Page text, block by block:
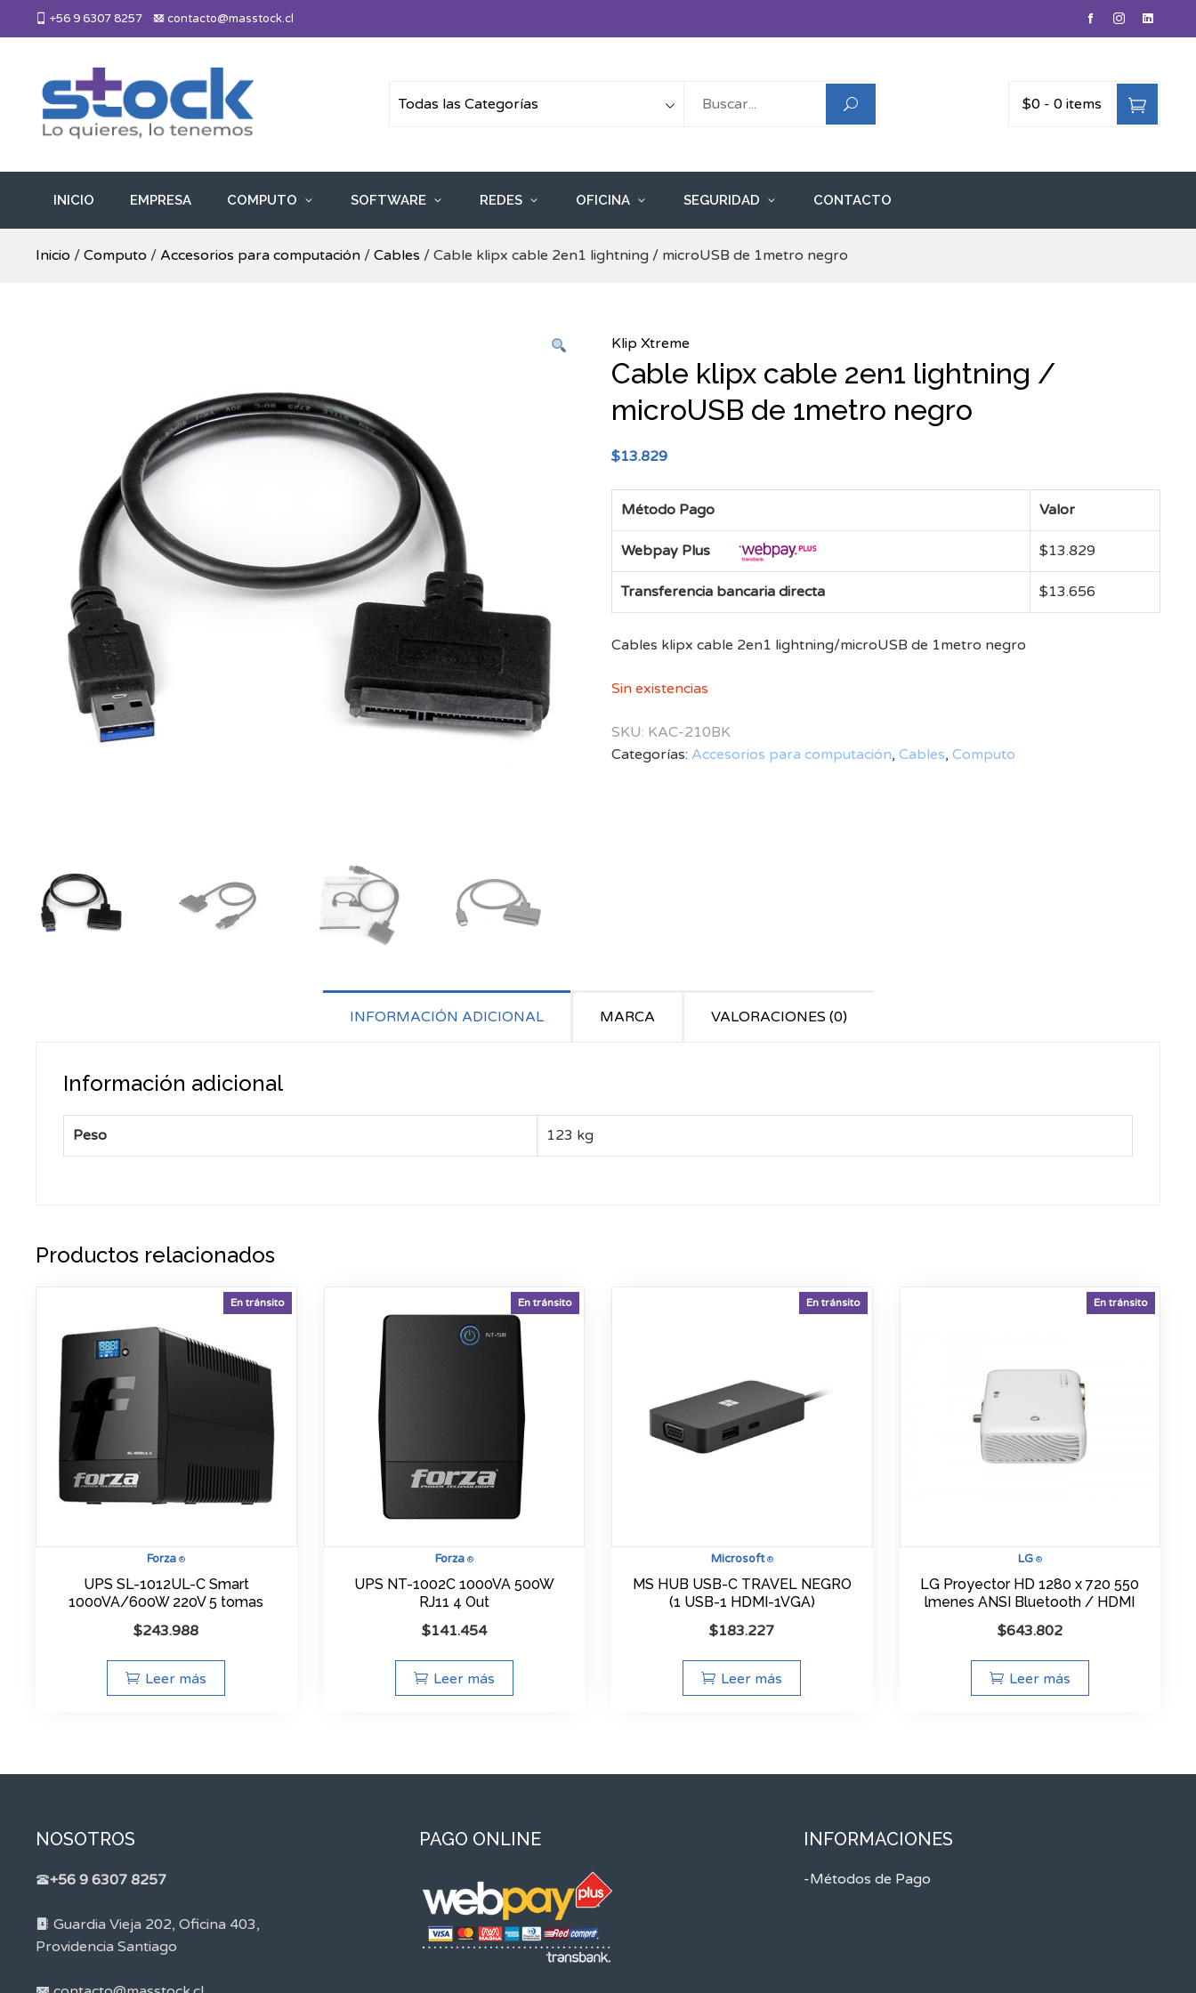
+56 9 6307 8257 contacto@masstock.cl
Más Stock
$0 - 0 items
INICIO EMPRESA COMPUTO SOFTWARE REDES OFICINA SEGURIDAD CONTACTO
Inicio / Computo / Accesorios para computación / Cables / Cable klipx cable 2en1 lightning / microUSB de 1metro negro
Klip Xtreme
Cable klipx cable 2en1 lightning /
microUSB de 1metro negro
$13.829
Método Pago Valor
Webpay Plus $13.829
Transferencia bancaria directa $13.656
Cables klipx cable 2en1 lightning/microUSB de 1metro negro
Sin existencias
SKU: KAC-210BK
Categorías: Accesorios para computación, Cables, Computo
INFORMACIÓN ADICIONAL MARCA VALORACIONES (0)
Información adicional
Peso 123 kg
Productos relacionados
Forza ®
En tránsito
UPS SL-1012UL-C Smart
1000VA/600W 220V 5 tomas
$243.988
Leer más
Forza®
En tránsito
UPS NT-1002C 1000VA 500W
RJ11 4 Out
$141.454
Leer más
Microsoft®
En tránsito
MS HUB USB-C TRAVEL NEGRO
(1 USB-1 HDMI-1VGA)
$183.227
Leer más
LG®
En tránsito
LG Proyector HD 1280 x 720 550
lmenes ANSI Bluetooth / HDMI
$643.802
Leer más
NOSOTROS
+56 9 6307 8257
Guardia Vieja 202, Oficina 403,
Providencia Santiago
PAGO ONLINE INFORMACIONES
-Métodos de Pago